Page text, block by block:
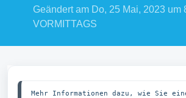
Geändert am Do, 25 Mai, 2023 um
VORMITTAGS
Mehr Informationen dazu, wie Sie